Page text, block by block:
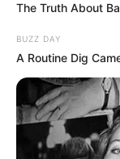
The Truth About
BUZZ DAY
A Routine Dig